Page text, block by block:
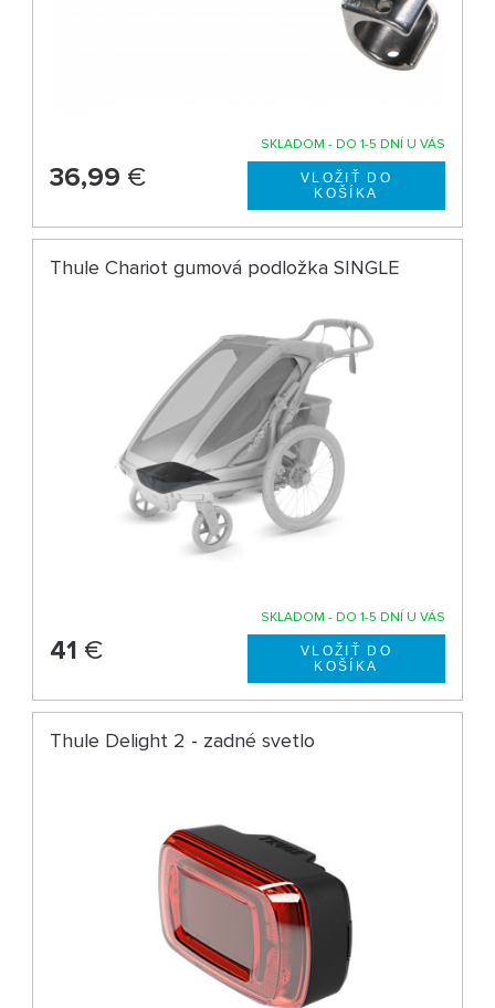
SKLADOM - DO 1-5 DNÍ U VÁS
36,99 €
Thule Chariot gumová podložka SINGLE
SKLADOM - DO 1-5 DNÍ U VÁS
41 €
Thule Delight 2 - zadné svetlo